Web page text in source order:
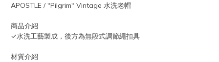
APOSTLE / "Pilgrim" Vintage 水洗老帽
商品介紹
✓水洗工藝製成，後方為無段式調節繩扣具
材質介紹